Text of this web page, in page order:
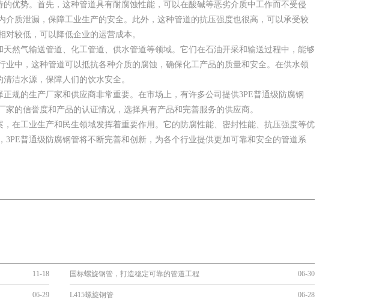
优势。首先，这种管道具有耐腐蚀性能，可以在酸碱等恶劣介质中工作而不受侵
质泄漏，保障工业生产的安全。此外，这种管道的抗压强度也很高，可以承受较
较低，可以降低企业的运营成本。
然气输送管道、化工管道、供水管道等领域。它们在石油开采和输送过程中，能够
中，这种管道可以抵抗各种介质的腐蚀，确保化工产品的质量和安全。在供水领
洁水源，保障人们的饮水安全。
规的生产厂家和供应商非常重要。在市场上，有许多公司提供3PE普通级防腐钢
的信誉度和产品的认证情况，选择具有产品和完善服务的供应商。
在工业生产和民生领域发挥着重要作用。它的防腐性能、密封性能、抗压强度等优
普通级防腐钢管将不断完善和创新，为各个行业提供更加可靠和安全的管道系
11-18 国标螺旋钢管，打造稳定可靠的管道工程 06-30
06-29 L415螺旋钢管 06-28